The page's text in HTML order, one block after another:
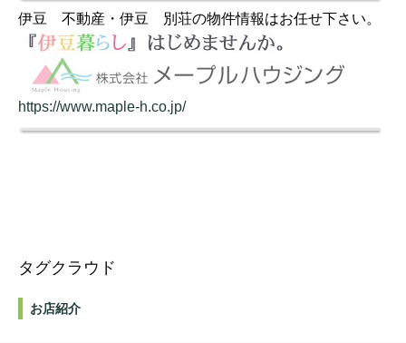
伊豆 不動産・伊豆 別荘の物件情報はお任せ下さい。
https://www.maple-h.co.jp/
タグクラウド
お店紹介